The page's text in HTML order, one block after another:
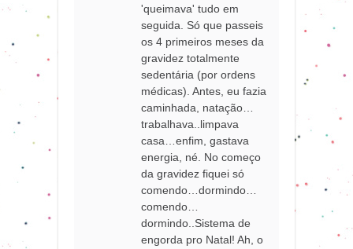
'queimava' tudo em
seguida. Só que passeis
os 4 primeiros meses da
gravidez totalmente
sedentária (por ordens
médicas). Antes, eu fazia
caminhada, natação…
trabalhava..limpava
casa…enfim, gastava
energia, né. No começo
da gravidez fiquei só
comendo…dormindo…
comendo…
dormindo..Sistema de
engorda pro Natal! Ah, o